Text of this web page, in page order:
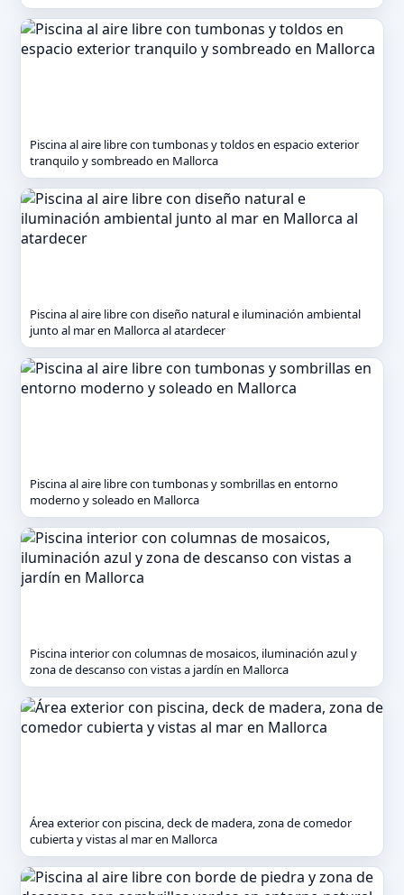
Piscina al aire libre con tumbonas y toldos en espacio exterior
tranquilo y sombreado en Mallorca
Piscina al aire libre con diseño natural e iluminación ambiental
junto al mar en Mallorca al atardecer
Piscina al aire libre con tumbonas y sombrillas en entorno
moderno y soleado en Mallorca
Piscina interior con columnas de mosaicos, iluminación azul y
zona de descanso con vistas a jardín en Mallorca
Área exterior con piscina, deck de madera, zona de comedor
cubierta y vistas al mar en Mallorca